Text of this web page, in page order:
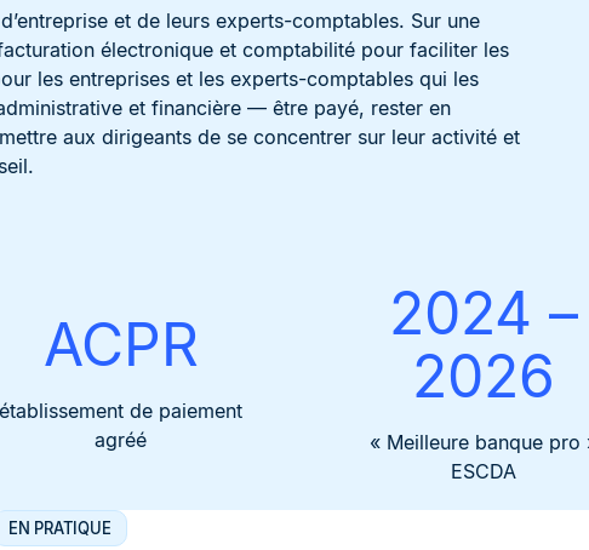
et de leurs experts-comptables. Sur une
électronique et comptabilité pour faciliter les
les entreprises et les experts-comptables qui les
et financière — être payé, rester en
aux dirigeants de se concentrer sur leur activité et
ACPR
établissement de paiement
agréé
2024 –
2026
« Meilleure banque pro
ESCDA
EN PRATIQUE